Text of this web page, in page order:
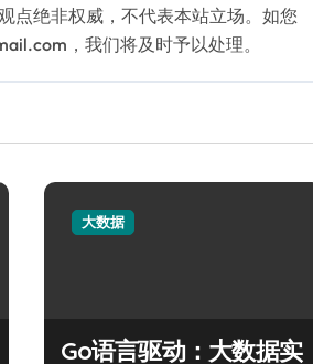
点绝非权威，不代表本站立场。如您
，我们将及时予以处理。
大数据
Go语言驱动：大数据实